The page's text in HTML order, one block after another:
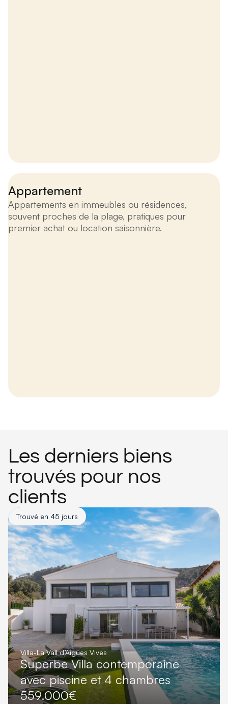
Appartement
Appartements en immeubles ou résidences,
souvent proches de la plage, pratiques pour
premier achat ou location saisonnière.
Les derniers biens
trouvés pour nos
clients
Trouvé en 45 jours
Villa-La Vall d’Aigües Vives
Superbe Villa contemporaine
avec piscine et 4 chambres
559.000€